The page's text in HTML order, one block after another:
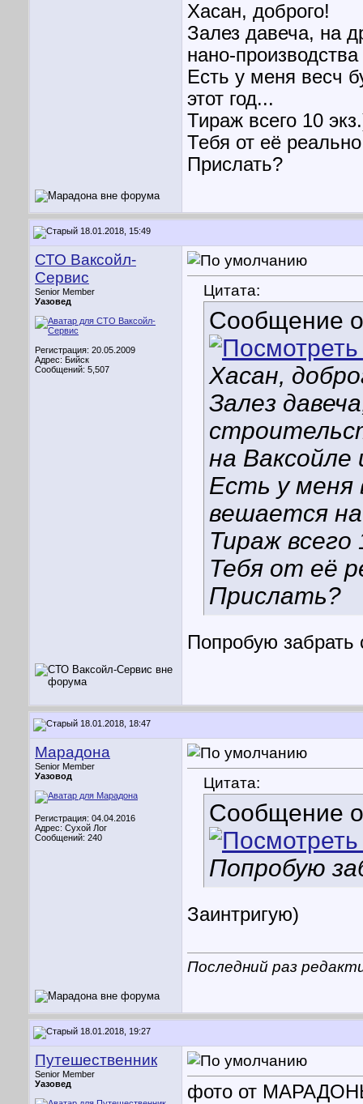
Хасан, доброго!
Залез давеча, на
нано-
Есть у меня весч
этот год...
Тираж всего 10
Тебя от её
Прислать?
18.01.2018, 15:49
СТО Ваксойл-
Сервис
Senior Member
Уазовед
Регистрация: 20.05.2009
Адрес: Бийск
Сообщений: 5,507
Цитата:
Сообщение
Хасан,
Залез
на Ваксойле
Есть у меня
вешается
Тираж всего
Тебя от её
Прислать?
Попробую
18.01.2018, 18:47
Марадона
Senior Member
Уазовод
Регистрация: 04.04.2016
Адрес: Сухой Лог
Сообщений: 240
Цитата:
Сообщение
Попробую
Заинтригую)
Последний раз
18.01.2018, 19:27
Путешественник
Senior Member
Уазовед
фото от